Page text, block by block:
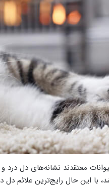
معتقدند نشانه‌های دل درد و
با این حال رایج‌ترین علائم دل